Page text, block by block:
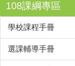
108課綱專區
學校課程手冊
選課輔導手冊